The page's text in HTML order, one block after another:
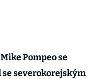
Pompeo se
severokorejským